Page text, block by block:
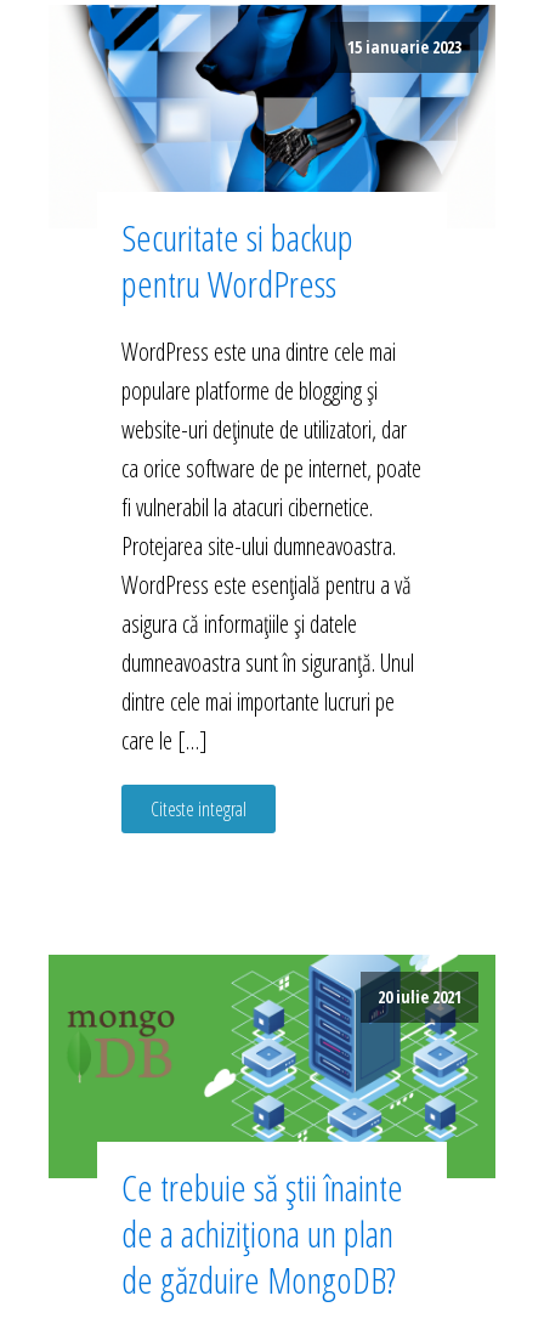
15 ianuarie 2023
Securitate si backup
pentru WordPress
WordPress este una dintre cele mai
populare platforme de blogging și
website-uri deținute de utilizatori, dar
ca orice software de pe internet, poate
fi vulnerabil la atacuri cibernetice.
Protejarea site-ului dumneavoastra.
WordPress este esențială pentru a vă
asigura că informațiile și datele
dumneavoastra sunt în siguranță. Unul
dintre cele mai importante lucruri pe
care le […]
Citeste integral
20 iulie 2021
Ce trebuie să știi înainte
de a achiziționa un plan
de găzduire MongoDB?